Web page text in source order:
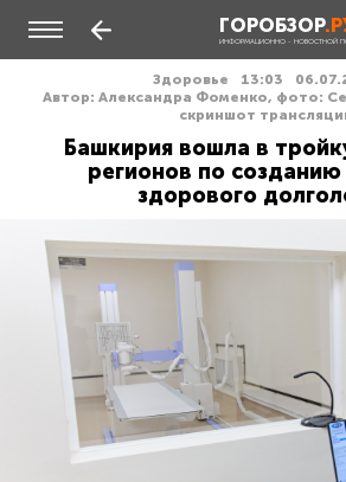
ГОРОБЗОР
ИНФОРМАЦИОННО - НОВОСТНОЙ
Здоровье 13:03
Автор: Александра Фоменко, фото:
скриншот
Башкирия вошла в
регионов по
здорового